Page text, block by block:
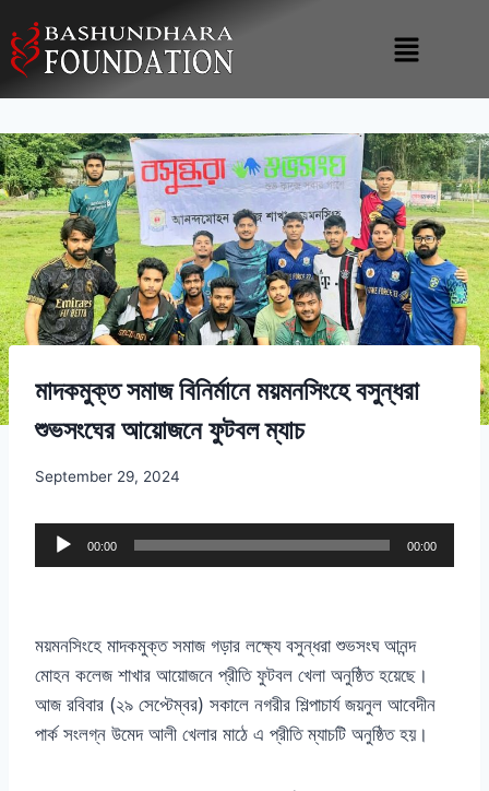
মাদকমুক্ত সমাজ বিনির্মানে ময়মনসিংহে বসুন্ধরা
শুভসংঘের আয়োজনে ফুটবল ম্যাচ
September 29, 2024
u
o
P
l
a
00:00 00:00
ময়মনসিংহে মাদকমুক্ত সমাজ গড়ার লক্ষ্যে বসুন্ধরা শুভসংঘ আনন্দ
মোহন কলেজ শাখার আয়োজনে প্রীতি ফুটবল খেলা অনুষ্ঠিত হয়েছে।
আজ রবিবার (২৯ সেপ্টেম্বর) সকালে নগরীর শিল্পাচার্য জয়নুল আবেদীন
পার্ক সংলগ্ন উমেদ আলী খেলার মাঠে এ প্রীতি ম্যাচটি অনুষ্ঠিত হয়।